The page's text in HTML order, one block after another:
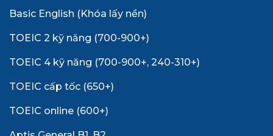
Basic English (Khóa lấy nền)
TOEIC 2 kỹ năng (700-900+)
TOEIC 4 kỹ năng (700-900+, 240-310+)
TOEIC cấp tốc (650+)
TOEIC online (600+)